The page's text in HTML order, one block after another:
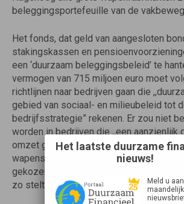
beleggingsportefeuille van de
Het fonds, dat geld van aangesloten
stakingskassen en
een ‘duurzaam beleggingsbeleid’ te
vermogen van 715 miljoen euro moet
richtlijnen naar bedrijven gaan die
gebied van sociaal- en milieubeleid tot
bedrijfsstrategie” rekenen. Er zou niet
worden in bedrijven die ,,een aanzienlijk
omzet genereren door de productie van
wapens, tenzij dit gebeurt in opdracht
gekozen regeringen in het kader van hun
zo stelt een FNV-brochure.
Het laatste duurzame
nieuws!
Meld u